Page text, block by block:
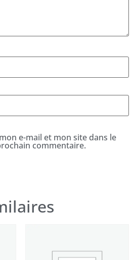
e-mail et mon site dans le
commentaire.